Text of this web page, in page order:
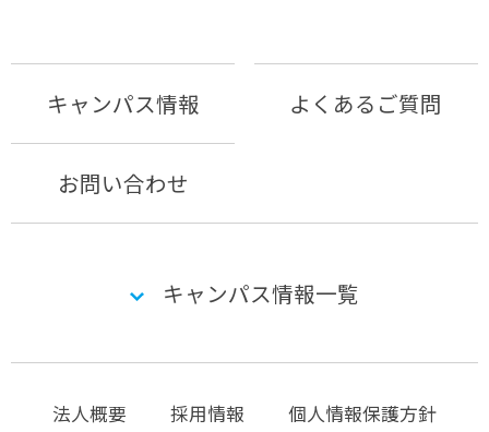
キャンパス情報 よくあるご質問
お問い合わせ
キャンパス情報一覧
法人概要 採用情報 個人情報保護方針